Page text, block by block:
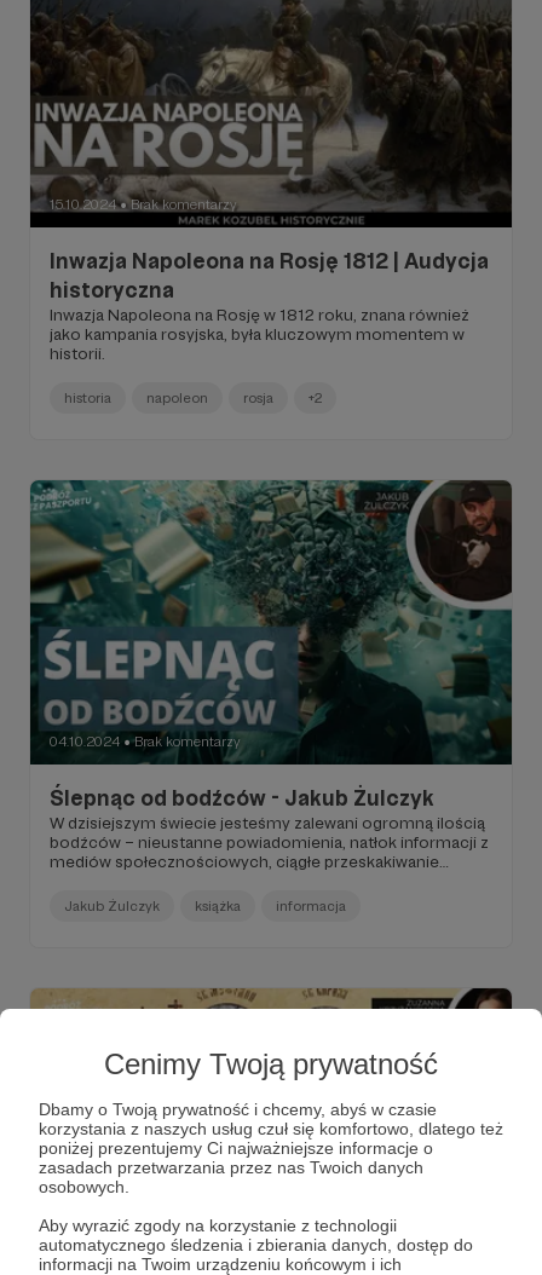
Cenimy Twoją prywatność
Dbamy o Twoją prywatność i chcemy, abyś w czasie
korzystania z naszych usług czuł się komfortowo, dlatego też
poniżej prezentujemy Ci najważniejsze informacje o
zasadach przetwarzania przez nas Twoich danych
osobowych.
Aby wyrazić zgody na korzystanie z technologii
automatycznego śledzenia i zbierania danych, dostęp do
informacji na Twoim urządzeniu końcowym i ich
15.10.2024 ● Brak komentarzy
Inwazja Napoleona na Rosję 1812 | Audycja
historyczna
Inwazja Napoleona na Rosję w 1812 roku, znana również
jako kampania rosyjska, była kluczowym momentem w
historii.
historia napoleon rosja +2
04.10.2024 ● Brak komentarzy
Ślepnąc od bodźców - Jakub Żulczyk
W dzisiejszym świecie jesteśmy zalewani ogromną ilością
bodźców – nieustanne powiadomienia, natłok informacji z
mediów społecznościowych, ciągłe przeskakiwanie
funkcjonować, to wszystko prowadzi do przeciążenia
naszego mózgu. Ale czym właściwie jest
Jakub Żulczyk książka informacja
24.09.2024 ● Brak komentarzy